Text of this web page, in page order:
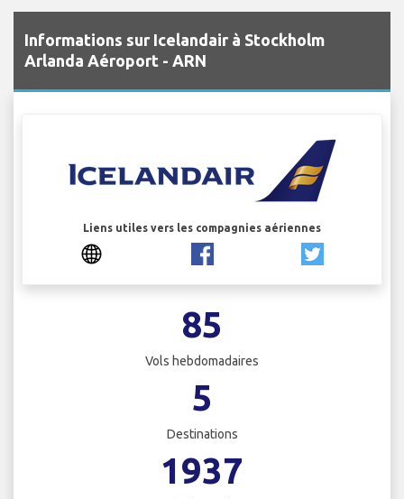
Informations sur Icelandair à Stockholm
Arlanda Aéroport - ARN
Liens utiles vers les compagnies aériennes
85
Vols hebdomadaires
5
Destinations
1937